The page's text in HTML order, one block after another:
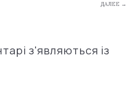
ДАЛЕЕ →
з'являються із